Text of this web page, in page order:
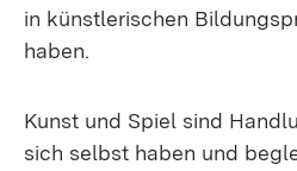
in künstlerischen
haben.
Kunst und Spiel sind
sich selbst haben und